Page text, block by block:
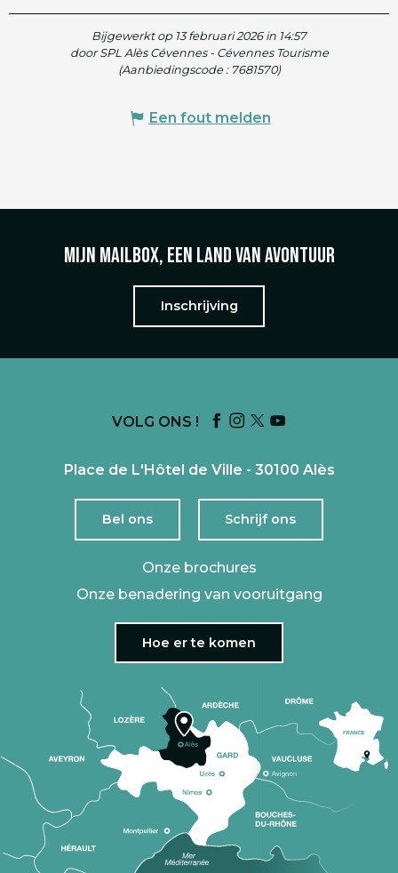
Bijgewerkt op 13 februari 2026 in 14:57
door SPL Alès Cévennes - Cévennes Tourisme
(Aanbiedingscode : 7681570)
Een fout melden
Mijn mailbox, een land van avontuur
Inschrijving
VOLG ONS !
Place de L'Hôtel de Ville - 30100 Alès
Bel ons Schrijf ons
Onze brochures
Onze benadering van vooruitgang
Hoe er te komen